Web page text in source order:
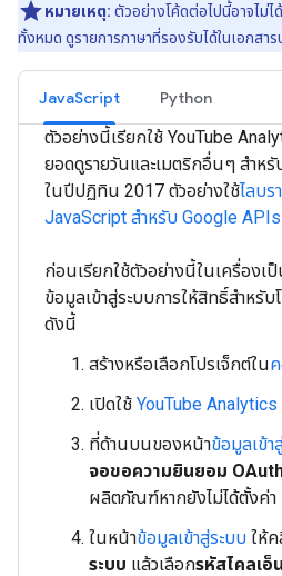
หมายเหตุ: ตัวอย่างโค้ดต่อไปนี้อาจไม่
ทั้งหมด ดูรายการภาษาที่รองรับได้ในเอกสาร
JavaScript Python
ตัวอย่างนี้เรียกใช้ YouTube
ยอดดูรายวันและเมตริกอื่นๆ สำห
ในปีปฏิทิน 2017 ตัวอย่างใช้ไลบร
JavaScript สำหรับ Google APIs
ก่อนเรียกใช้ตัวอย่างนี้ในเครื่อง
ข้อมูลเข้าสู่ระบบการให้สิทธิ์สำหรั
ดังนี้
สร้างหรือเลือกโปรเจ็กต์ใน
เปิดใช้ YouTube Analytics
ที่ด้านบนของหน้าข้อมูลเข้า
จอขอความยินยอม
ผลิตภัณฑ์หากยังไม่ได้ตั้งค่
ในหน้าข้อมูลเข้าสู่ระบบ ให้
ระบบ แล้วเลือกรหัสไคลเอ็